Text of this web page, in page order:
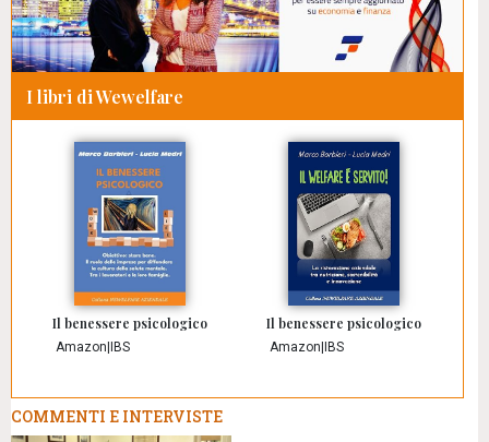
I libri di Wewelfare
Il benessere psicologico
Amazon IBS
Il benessere psicologico
Amazon IBS
COMMENTI E INTERVISTE